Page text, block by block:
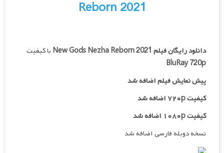
Reborn 2021
دانلود رایگان فیلم New Gods Nezha Reborn 2021 با کیفیت
BluRay 720p
پیش نمایش فیلم اضافه شد
کیفیت ۷۲۰p اضافه شد
کیفیت ۱۰۸۰p اضافه شد
نسخه دوبله فارسی اضافه شد